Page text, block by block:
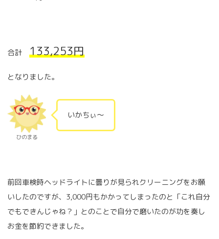
合計 133,253円
となりました。
ひのまる
いかちぃ〜
前回車検時ヘッドライトに曇りが見られクリーニングをお願
いしたのですが、3,000円もかかってしまったのと「これ自分
でもできんじゃね？」とのことで自分で磨いたのが功を奏し
お金を節約できました。